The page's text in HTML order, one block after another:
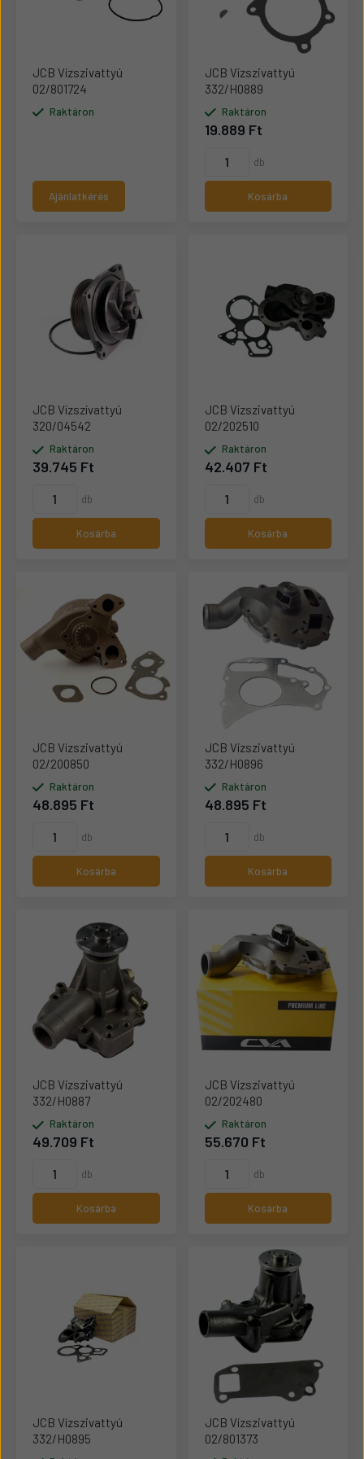
JCB Vízszivattyú
02/801724
Raktáron
Ajánlatkérés
JCB Vízszivattyú
332/H0889
Raktáron
19.889 Ft
db
Kosárba
JCB Vízszívattyú
320/04542
Raktáron
39.745 Ft
db
Kosárba
JCB Vízszivattyú
02/202510
Raktáron
42.407 Ft
db
Kosárba
JCB Vízszivattyú
02/200850
Raktáron
48.895 Ft
db
Kosárba
JCB Vízszivattyú
332/H0896
Raktáron
48.895 Ft
db
Kosárba
JCB Vízszivattyú
332/H0887
Raktáron
49.709 Ft
db
Kosárba
JCB Vízszivattyú
02/202480
Raktáron
55.670 Ft
db
Kosárba
JCB Vízszivattyú
332/H0895
JCB Vízszivattyú
02/801373